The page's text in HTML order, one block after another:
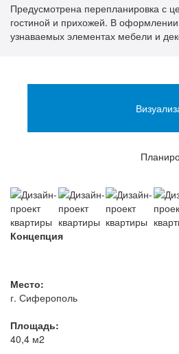
Предусмотрена перепланировка с
гостиной и прихожей. В
узнаваемых элементах мебели и
Концепция
Место:
г. Сиферополь
Площадь:
40,4 м2